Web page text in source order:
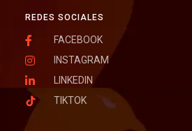
REDES SOCIALES
FACEBOOK
INSTAGRAM
LINKEDIN
TIKTOK